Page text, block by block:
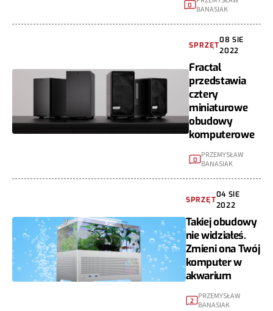
0
BANASIAK
SPRZĘT
08 SIE
2022
Fractal
przedstawia
cztery
miniaturowe
obudowy
komputerowe
0
PRZEMYSŁAW
BANASIAK
SPRZĘT
04 SIE
2022
Takiej obudowy
nie widziałeś.
Zmieni ona Twój
komputer w
akwarium
2 PRZEMYSŁAW
BANASIAK